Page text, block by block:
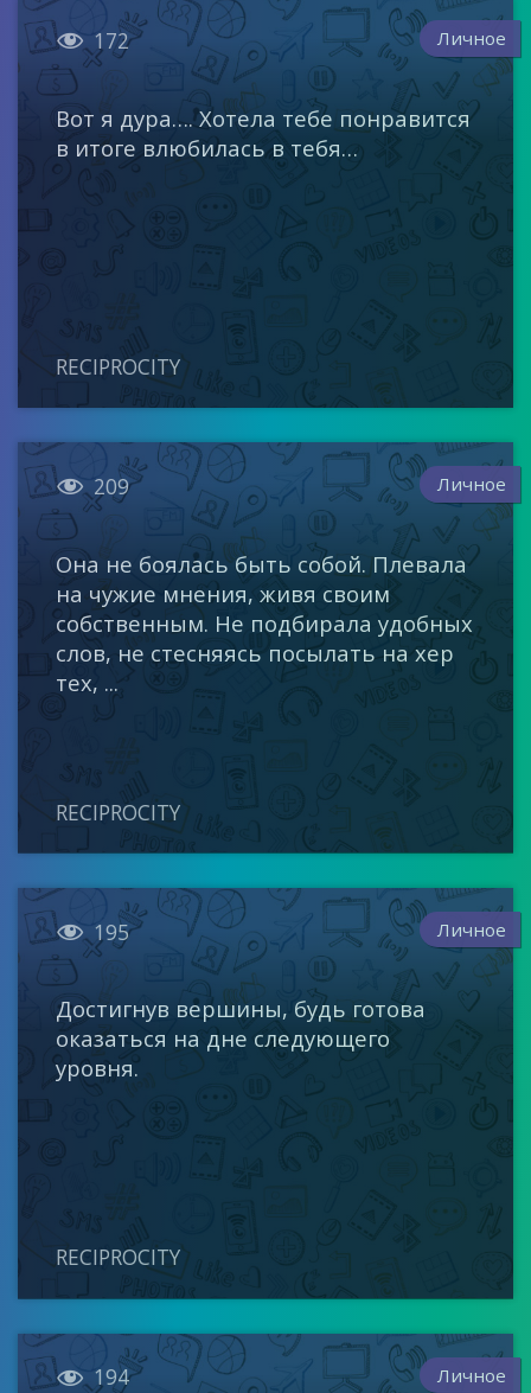
 172 Личное
Вот я дура…. Хотела тебе понравится
в итоге влюбилась в тебя…
RECIPROCITY
 209 Личное
Она не боялась быть собой. Плевала
на чужие мнения, живя своим
собственным. Не подбирала удобных
слов, не стесняясь посылать на хер
тех, ...
RECIPROCITY
 195 Личное
Достигнув вершины, будь готова
оказаться на дне следующего
уровня.
RECIPROCITY
 194 Личное